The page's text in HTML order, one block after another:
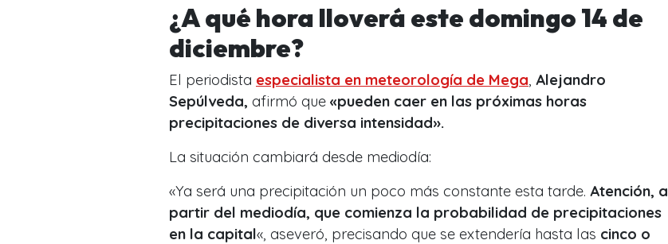
¿A qué hora lloverá este domingo 14 de
diciembre?
El periodista especialista en meteorología de Mega Alejandro
Sepúlveda, afirmó que «pueden caer en las próximas horas
precipitaciones de diversa intensidad».
La situación cambiará desde mediodía:
«Ya será una precipitación un poco más constante esta tarde. Atención, a
partir del mediodía, que comienza la probabilidad de precipitaciones
en la capital«, aseveró, precisando que se extendería hasta las cinco o